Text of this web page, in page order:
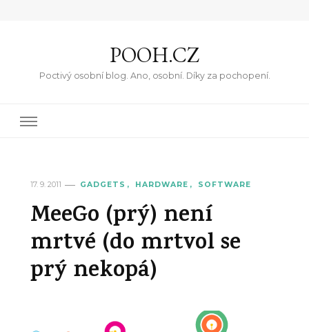
POOH.CZ
Poctivý osobní blog. Ano, osobní. Díky za pochopení.
17. 9. 2011 GADGETS HARDWARE SOFTWARE
MeeGo (prý) není
mrtvé (do mrtvol se
prý nekopá)